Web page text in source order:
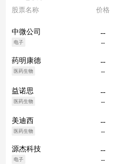
股票名称
价格
中微公司
电子
--
--
药明康德
医药生物
--
--
益诺思
医药生物
--
--
美迪西
医药生物
--
--
源杰科技
电子
--
--